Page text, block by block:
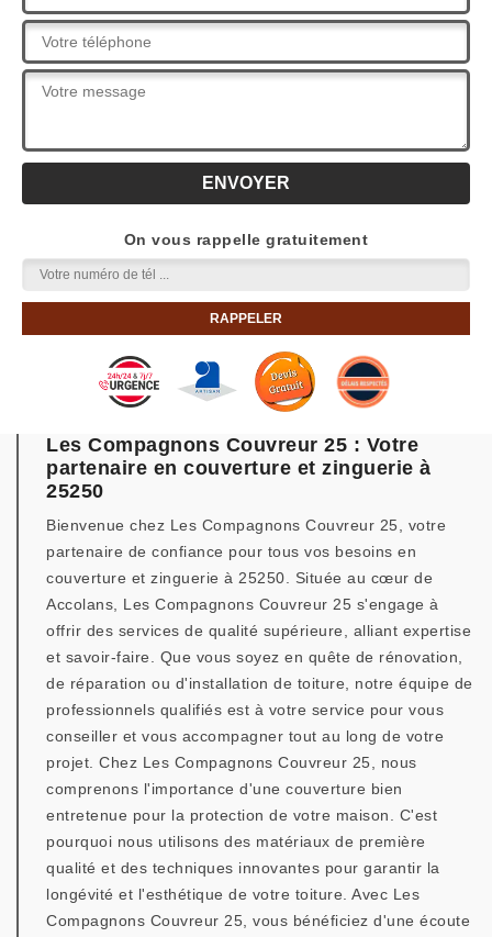
On vous rappelle gratuitement
Les Compagnons Couvreur 25 : Votre
partenaire en couverture et zinguerie à
25250
Bienvenue chez Les Compagnons Couvreur 25, votre
partenaire de confiance pour tous vos besoins en
couverture et zinguerie à 25250. Située au cœur de
Accolans, Les Compagnons Couvreur 25 s'engage à
offrir des services de qualité supérieure, alliant expertise
et savoir-faire. Que vous soyez en quête de rénovation,
de réparation ou d'installation de toiture, notre équipe de
professionnels qualifiés est à votre service pour vous
conseiller et vous accompagner tout au long de votre
projet. Chez Les Compagnons Couvreur 25, nous
comprenons l'importance d'une couverture bien
entretenue pour la protection de votre maison. C'est
pourquoi nous utilisons des matériaux de première
qualité et des techniques innovantes pour garantir la
longévité et l'esthétique de votre toiture. Avec Les
Compagnons Couvreur 25, vous bénéficiez d'une écoute